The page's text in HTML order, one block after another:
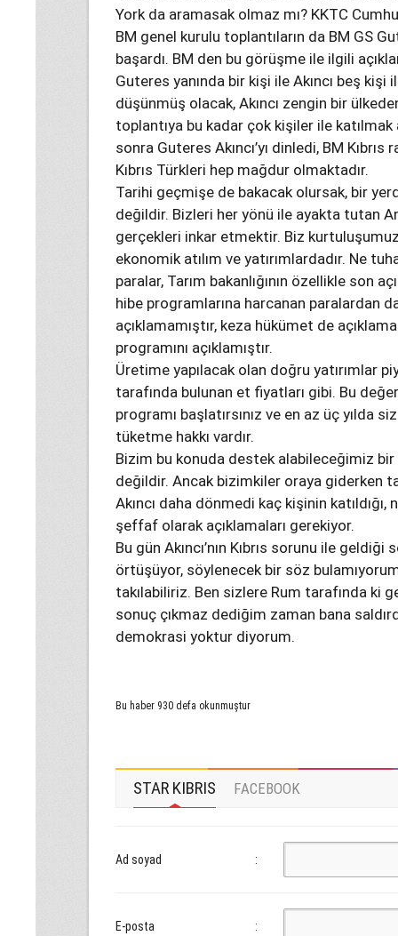
York da aramasak olmaz mı? KKTC
BM genel kurulu toplantıların da BM GS
başardı. BM den bu görüşme ile ilgili
Guteres yanında bir kişi ile Akıncı beş
düşünmüş olacak, Akıncı zengin bir
toplantıya bu kadar çok kişiler ile katılmak
sonra Guteres Akıncı’yı dinledi, BM
Kıbrıs Türkleri hep mağdur olmaktadır.
Tarihi geçmişe de bakacak olursak, bir
değildir. Bizleri her yönü ile ayakta tutan
gerçekleri inkar etmektir. Biz
ekonomik atılım ve yatırımlardadır. Ne
paralar, Tarım bakanlığının özellikle son
hibe programlarına harcanan paralardan
açıklamamıştır, keza hükümet de
programını açıklamıştır.
Üretime yapılacak olan doğru yatırımlar
tarafında bulunan et fiyatları gibi. Bu
programı başlatırsınız ve en az üç yılda
tüketme hakkı vardır.
Bizim bu konuda destek alabileceğimiz bir
değildir. Ancak bizimkiler oraya giderken
Akıncı daha dönmedi kaç kişinin katıldığı,
şeffaf olarak açıklamaları gerekiyor.
Bu gün Akıncı’nın Kıbrıs sorunu ile
örtüşüyor, söylenecek bir söz
takılabiliriz. Ben sizlere Rum tarafında ki
sonuç çıkmaz dediğim zaman bana
demokrasi yoktur diyorum.
Bu haber 930 defa okunmuştur
STAR KIBRIS FACEBOOK
Ad soyad :
E-posta :